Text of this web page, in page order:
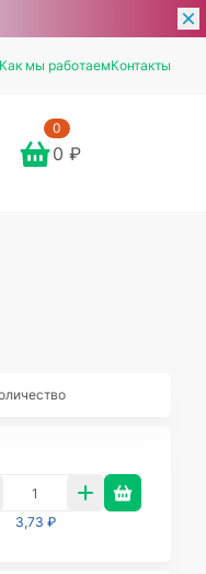
Как мы работаемКонтакты
0
0 ₽
3,73 ₽